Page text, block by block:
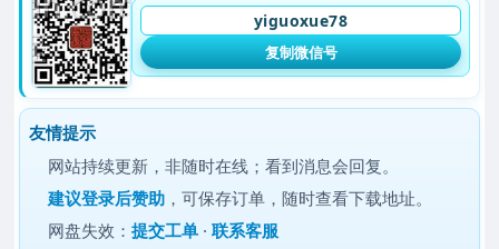
yiguoxue78
复制微信号
友情提示
网站持续更新，非随时在线；看到消息会回复。
建议登录后赞助 ，可保存订单，随时查看下载地址。
网盘失效：提交工单 ·联系客服